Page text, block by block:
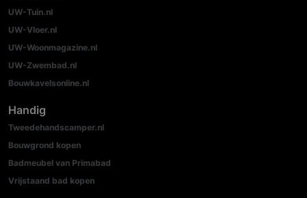
UW-Tuin.nl
UW-Vloer.nl
UW-Woonmagazine.nl
UW-Zwembad.nl
Bouwkavelsonline.nl
Handig
Tweedehandscamper.nl
Bouwgrond kopen
Badmeubel van Primabad
Vrijstaand bad kopen